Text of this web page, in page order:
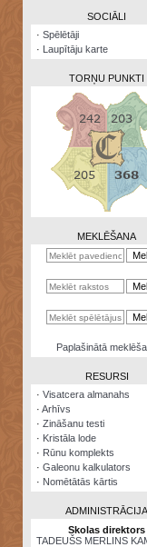
Zināšanu
kalkulators
Nomētātās
SOCIĀLI
· Spēlētāji
· Laupītāju karte
TORŅU PUNKTI
MEKLĒŠANA
Paplašinātā
RESURSI
· Visatcera almanahs
· Arhīvs
· Zināšanu testi
· Kristāla lode
· Rūnu komplekts
· Galeonu kalkulators
· Nomētātās kārtis
ADMINISTRĀCIJA
Skolas direktors
TADEUŠS MERLINS